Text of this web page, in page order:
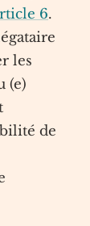
6.
les
(e)
de